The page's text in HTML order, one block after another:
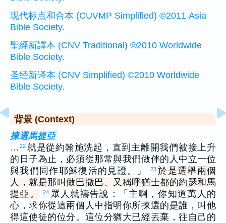
现代标点和合本 (CUVMP Simplified) ©2011 Asia
Bible Society.
聖經新譯本 (CNV Traditional) ©2010 Worldwide
Bible Society.
圣经新译本 (CNV Simplified) ©2010 Worldwide
Bible Society.
背景 (Context)
揀選馬提亞
… 22 就是從約翰施洗起，直到主離開我們被接上升
的日子為止，必須從那常與我們做伴的人中立一位
與我們同作耶穌復活的見證。」
23 於是選舉兩個
人，就是那叫做巴撒巴、又稱呼猶士都的約瑟和馬
提亞。
24 眾人就禱告說：「主啊，你知道萬人的
心，求你從這兩個人中指明你所揀選的是誰，叫他
得這使徒的位分。這位分猶大已經丟棄，往自己的